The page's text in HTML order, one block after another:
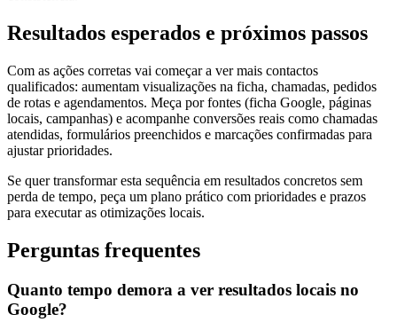
Resultados esperados e próximos passos
Com as ações corretas vai começar a ver mais contactos
qualificados: aumentam visualizações na ficha, chamadas, pedidos
de rotas e agendamentos. Meça por fontes (ficha Google, páginas
locais, campanhas) e acompanhe conversões reais como chamadas
atendidas, formulários preenchidos e marcações confirmadas para
ajustar prioridades.
Se quer transformar esta sequência em resultados concretos sem
perda de tempo, peça um plano prático com prioridades e prazos
para executar as otimizações locais.
Perguntas frequentes
Quanto tempo demora a ver resultados locais no
Google?